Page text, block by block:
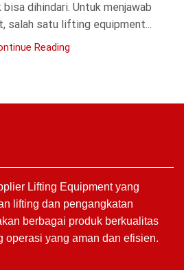
dihindari. Untuk menjawab
salah satu lifting equipment...
Reading
Lifting Equipment yang
lifting dan pengangkatan
berbagai produk berkualitas
operasi yang aman dan efisien.